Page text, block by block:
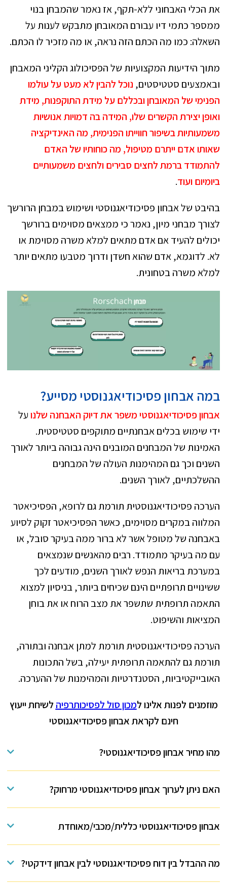
את הכלי האבחוני ללא-תקף, אז נאמר שהמבחן בנוי
ממספר כתמי דיו עבורם המאובחן מתבקש לענות על
השאלה: כמו מה הכתם הזה נראה, או מה מזכיר לו הכתם.
מתוך הידיעות המקצועיות של הפסיכולוג הקליני המאבחן
ובאמצעים סטטיסטים,נוכל להבין לא מעט על עולמו
הפנימי של המאובחן ובכללם על מידת התוקפנות, מידת
ואופן יצירת הקשרים שלו, המידה בה דמויות אנושיות
משמעותיות בשיפור חווייתו הפנימית, מה האינדיקציה
שאותו אדם ייתרם מטיפול, מה כוחותיו של האדם
להתמודד ברמת לחצים סבירים ולחצים משמעותיים
ביומיום ועוד.
בהיבט של אבחון פסיכודיאגנוסטי ושימוש במבחן הרורשך
לצורך מבחני מיון, נאמר כי ממצאים מסוימים ברורשך
יכולים להעיד אם אדם מתאים למלא משרה מסוימת או
לא. לדוגמא, אדם שהוא חשדן ודרוך מטבעו מתאים יותר
למלא משרה בטחונית.
במה אבחון פסיכודיאגנוסטי מסייע?
אבחון פסיכודיאגנוסטי משפר את דיוק האבחנה שלנועל
ידי שימוש בכלים אבחנתיים מתוקפים סטטיסטית.
האמינות של המבחנים המובנים הינה גבוהה ביותר לאורך
השנים וכך גם המהימנות העולה של המבחנים
ההשלכתיים, לאורך השנים.
הערכה פסיכודיאגנוסטית תורמת גם לרופא, הפסיכיאטר
המלווה במקרים מסוימים, כאשר הפסיכיאטר זקוק לסיוע
באבחנה של מטופל אשר לא ברור ממה בעיקר סובל, או
עם מה בעיקר מתמודד. רבים מהאנשים שנמצאים
במערכת בריאות הנפש לאורך השנים, מודעים לכך
ששינויים תרופתיים הינם שכיחים ביותר, בניסיון למצוא
התאמה תרופתית שתשפר את מצב הרוח או את בוחן
המציאות והשיפוט.
הערכה פסיכודיאגנוסטית תורמת למתן אבחנה ובתורה,
תורמת גם להתאמה תרופתית יעילה, בשל התכונות
האובייקטיביות, הסטנדרטיות והמהימנות של ההערכה.
מוזמנים לפנות אלינו למכון סול לפסיכותרפיה לשיחת ייעוץ
חינם לקראת אבחון פסיכודיאגנוסטי
מהו מחיר אבחון פסיכודיאגנוסטי?
האם ניתן לערוך אבחון פסיכודיאגנוסטי מרחוק?
אבחון פסיכודיאגנוסטי כללית/מכבי/מאוחדת
מה ההבדל בין דוח פסיכודיאגנוסטי לבין אבחון דידקטי?